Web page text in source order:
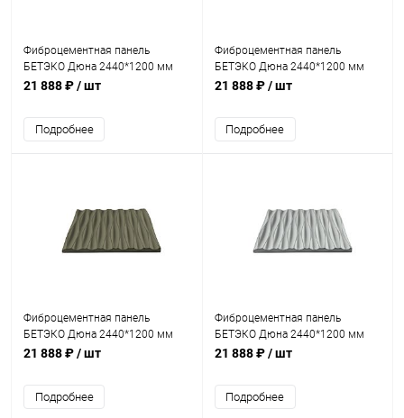
Фиброцементная панель
БЕТЭКО Дюна 2440*1200 мм
Ral 1013
21 888 ₽/ шт
Подробнее
Фиброцементная панель
БЕТЭКО Дюна 2440*1200 мм
Ral 1014
21 888 ₽/ шт
Подробнее
Фиброцементная панель
БЕТЭКО Дюна 2440*1200 мм
Ral 7002
21 888 ₽/ шт
Подробнее
Фиброцементная панель
БЕТЭКО Дюна 2440*1200 мм
Ral 7035
21 888 ₽/ шт
Подробнее